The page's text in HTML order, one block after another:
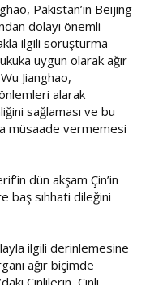
Pakistan’ın Beijing
dolayı önemli
ilgili soruşturma
uygun olarak ağır
Jianghao,
alarak
sağlaması ve bu
müsaade vermemesi
dün akşam Çin’in
baş sıhhati dileğini
ilgili derinlemesine
ağır biçimde